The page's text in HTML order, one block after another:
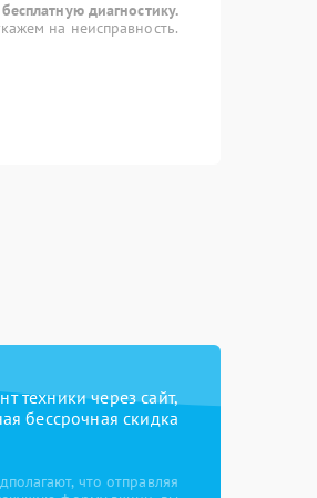
диагностику.
на неисправность.
техники через сайт,
бессрочная скидка
что отправляя